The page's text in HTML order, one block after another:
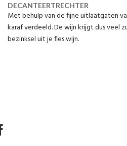
DECANTEERTRECHTER
Met behulp van de fijne uitlaatgaten
karaf verdeeld. De wijn krijgt dus
bezinksel uit je fles wijn.